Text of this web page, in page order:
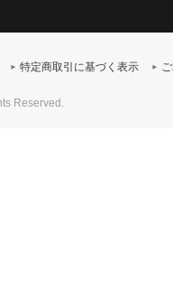
特定商取引に基づく表示
Reserved.